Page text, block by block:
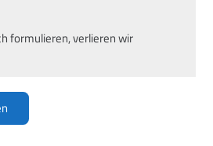
formulieren, verlieren wir